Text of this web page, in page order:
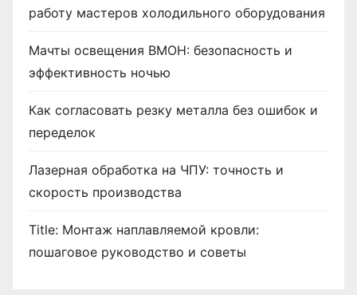
работу мастеров холодильного оборудования
Мачты освещения ВМОН: безопасность и
эффективность ночью
Как согласовать резку металла без ошибок и
переделок
Лазерная обработка на ЧПУ: точность и
скорость производства
Title: Монтаж наплавляемой кровли:
пошаговое руководство и советы